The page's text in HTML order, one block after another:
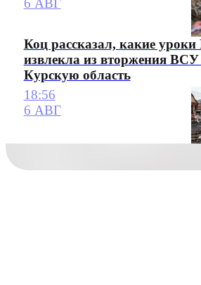
Коц рассказал, какие
извлекла из вторжения ВСУ
Курскую область
18:56
6 АВГ